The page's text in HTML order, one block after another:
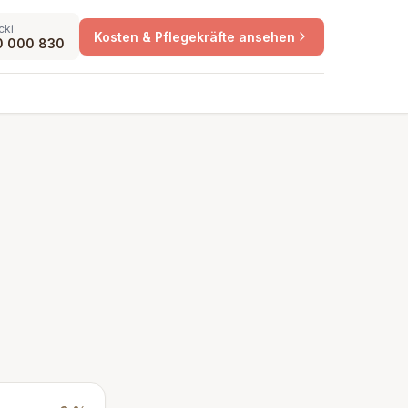
000 830 Kosten & Pflegekräfte ansehen